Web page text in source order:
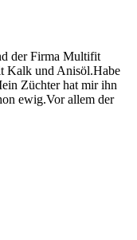
der Firma Multifit
Kalk und Anisöl.Habe
Züchter hat mir ihn
ewig.Vor allem der